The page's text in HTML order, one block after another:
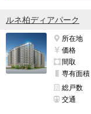
ルネ柏ディアパーク
所在地
価格
間取
専有面積
総戸数
交通